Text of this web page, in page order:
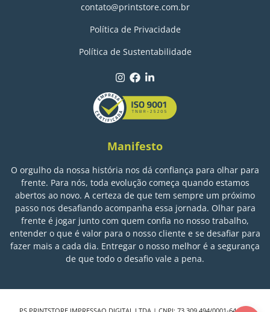
contato@printstore.com.br
Política de Privacidade
Política de Sustentabilidade
Manifesto
O orgulho da nossa história nos dá confiança para olhar para
frente. Para nós, toda evolução começa quando estamos
abertos ao novo. A certeza de que tem sempre um próximo
passo nos desafiando acompanha essa jornada. Olhar para
frente é jogar junto com quem confia no nosso trabalho,
entender o que é valor para o nosso cliente e se desafiar para
fazer mais a cada dia. Entregar o nosso melhor é a segurança
de que todo o desafio vale a pena.